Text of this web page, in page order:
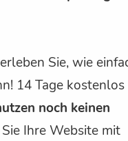
Sie, wie
14 Tage kostenlos
noch keinen
Ihre Website mit